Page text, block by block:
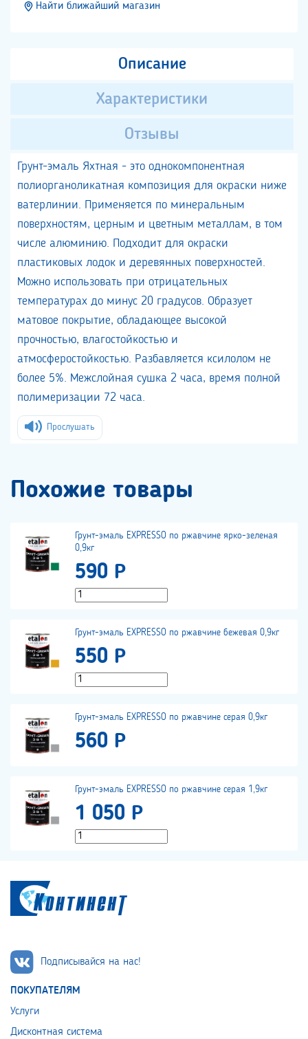
Найти ближайший магазин
Описание
Характеристики
Отзывы
Грунт-эмаль Яхтная - это однокомпонентная
полиорганоликатная композиция для окраски ниже
ватерлинии. Применяется по минеральным
поверхностям, церным и цветным металлам, в том
числе алюминию. Подходит для окраски
пластиковых лодок и деревянных поверхностей.
Можно использовать при отрицательных
температурах до минус 20 градусов. Образует
матовое покрытие, обладающее высокой
прочностью, влагостойкостью и
атмосферостойкостью. Разбавляется ксилолом не
более 5%. Межслойная сушка 2 часа, время полной
полимеризации 72 часа.
Прослушать
Похожие товары
Грунт-эмаль EXPRESSO по ржавчине ярко-зеленая
0,9кг
590 Р
Грунт-эмаль EXPRESSO по ржавчине бежевая 0,9кг
550 Р
Грунт-эмаль EXPRESSO по ржавчине серая 0,9кг
560 Р
Грунт-эмаль EXPRESSO по ржавчине серая 1,9кг
1 050 Р
Подписывайся на нас!
ПОКУПАТЕЛЯМ
Услуги
Дисконтная система